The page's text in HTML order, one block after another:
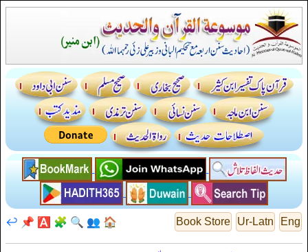
Eng
Ur-Latn
Book Store
🏠
👥
🔍
🧩
🅰️
📌
↩️